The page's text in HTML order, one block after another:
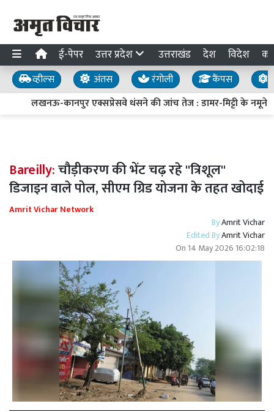
ई-पेपर उत्तर प्रदेश उत्तराखंड देश विदेश
व्हील्स अंतस रंगोली कैंपस
लखनऊ-कानपुर एक्सप्रेसवे धंसने की जांच तेज : डामर-मिट्टी के नमूने
Bareilly:चौड़ीकरण की भेंट चढ़ रहे ''त्रिशूल''
डिजाइन वाले पोल, सीएम ग्रिड योजना के तहत खोदाई
Amrit Vichar Network
ByAmrit Vichar
Edited ByAmrit Vichar
On 14 May 2026 16:02:18